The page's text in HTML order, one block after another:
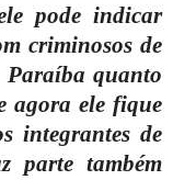
pode indicar
criminosos de
Paraíba quanto
agora ele fique
integrantes de
parte também